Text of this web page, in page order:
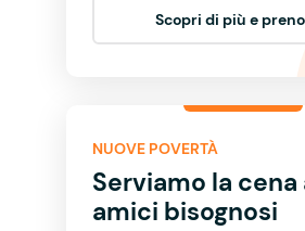
Scopri di più e
NUOVE POVERTÀ
Serviamo la cena
amici bisognosi